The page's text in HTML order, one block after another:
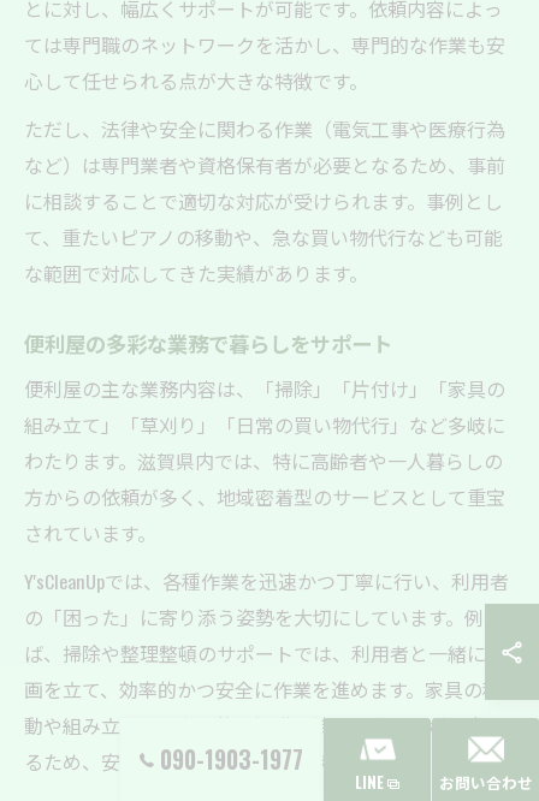
とに対し、幅広くサポートが可能です。依頼内容によっ
ては専門職のネットワークを活かし、専門的な作業も安
心して任せられる点が大きな特徴です。
ただし、法律や安全に関わる作業（電気工事や医療行為
など）は専門業者や資格保有者が必要となるため、事前
に相談することで適切な対応が受けられます。事例とし
て、重たいピアノの移動や、急な買い物代行なども可能
な範囲で対応してきた実績があります。
便利屋の多彩な業務で暮らしをサポート
便利屋の主な業務内容は、「掃除」「片付け」「家具の
組み立て」「草刈り」「日常の買い物代行」など多岐に
わたります。滋賀県内では、特に高齢者や一人暮らしの
方からの依頼が多く、地域密着型のサービスとして重宝
されています。
Y'sCleanUpでは、各種作業を迅速かつ丁寧に行い、利用者
の「困った」に寄り添う姿勢を大切にしています。例え
ば、掃除や整理整頓のサポートでは、利用者と一緒に計
画を立て、効率的かつ安全に作業を進めます。家具の移
動や組み立ても、専門的な知識を持つスタッフが対応す
るため、安心して任せられるのが特長です。
090-1903-1977
LINE お問い合わせ